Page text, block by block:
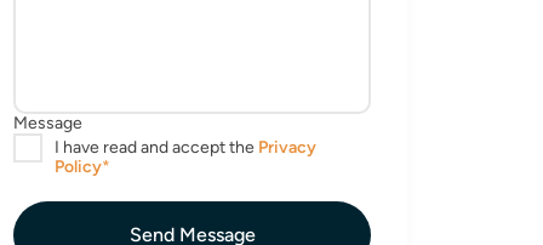
Send Message